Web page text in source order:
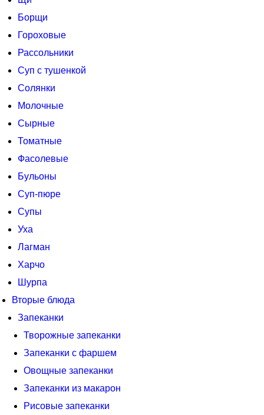
Борщи
Гороховые
Рассольники
Суп с тушенкой
Солянки
Молочные
Сырные
Томатные
Фасолевые
Бульоны
Суп-пюре
Супы
Уха
Лагман
Харчо
Шурпа
Вторые блюда
Запеканки
Творожные запеканки
Запеканки с фаршем
Овощные запеканки
Запеканки из макарон
Рисовые запеканки